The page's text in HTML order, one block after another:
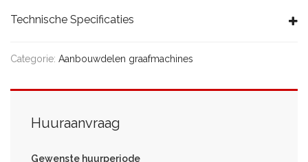
Technische Specificaties
Categorie: Aanbouwdelen graafmachines
Huuraanvraag
Gewenste huurperiode